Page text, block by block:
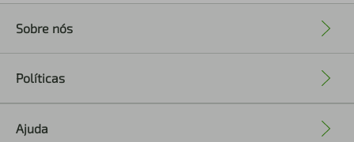
Sobre nós
Políticas
Ajuda